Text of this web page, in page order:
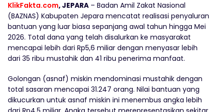
KlikFakta.com, JEPARA – Badan Amil Zakat Nasional
(BAZNAS) Kabupaten Jepara mencatat realisasi penyaluran
bantuan yang luar biasa sepanjang awal tahun hingga Mei
2026. Total dana yang telah disalurkan ke masyarakat
mencapai lebih dari Rp5,6 miliar dengan menyasar lebih
dari 35 ribu mustahik dan 41 ribu penerima manfaat.
Golongan (asnaf) miskin mendominasi mustahik dengan
total sasaran mencapai 31.247 orang. Nilai bantuan yang
dikucurkan untuk asnaf miskin ini menembus angka lebih